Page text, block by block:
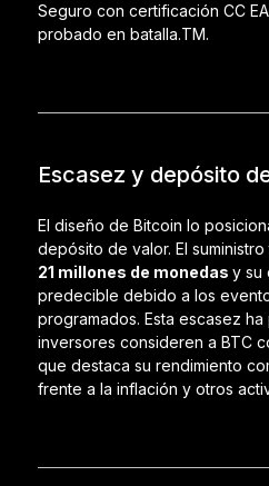
Seguro con certificación CC
probado en batalla.TM.
Escasez y depósito
El diseño de Bitcoin lo
depósito de valor. El
21 millones de monedasy su
predecible debido a los
programados. Esta escasez
inversores consideren a BTC
que destaca su rendimiento
frente a la inflación y otros